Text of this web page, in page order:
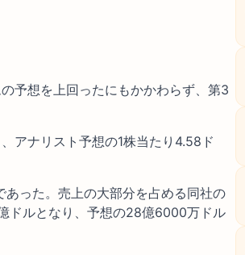
予想を上回ったにもかかわらず、第3
アナリスト予想の1株当たり4.58ド
った。売上の大部分を占める同社の
ドルとなり、予想の28億6000万ドル